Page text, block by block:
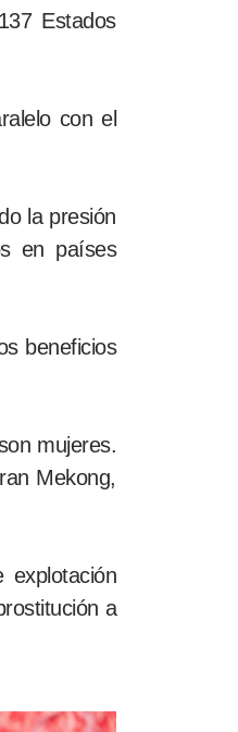
Estados
con el
la presión
en países
beneficios
mujeres.
Mekong,
explotación
a